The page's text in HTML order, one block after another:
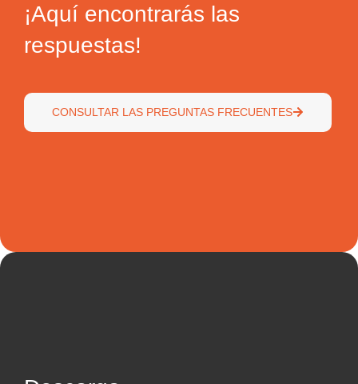
¡Aquí encontrarás las
respuestas!
CONSULTAR LAS PREGUNTAS FRECUENTES